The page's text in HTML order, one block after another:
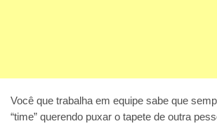
Você que trabalha em equipe sabe que
“time” querendo puxar o tapete de outra